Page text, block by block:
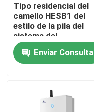
Hogar
Productos
Viaje de la fábrica
Tipo residencial del
camello HESB1 del
estilo de la pila del
sistema del
almacenamiento de
energía de 10KWH
102V
Enviar Consulta